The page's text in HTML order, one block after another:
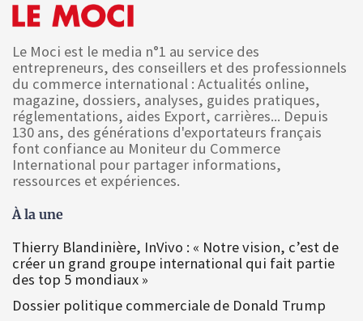
Le Moci est le media n°1 au service des
entrepreneurs, des conseillers et des professionnels
du commerce international : Actualités online,
magazine, dossiers, analyses, guides pratiques,
réglementations, aides Export, carrières... Depuis
130 ans, des générations d'exportateurs français
font confiance au Moniteur du Commerce
International pour partager informations,
ressources et expériences.
À la une
Thierry Blandinière, InVivo : « Notre vision, c’est de
créer un grand groupe international qui fait partie
des top 5 mondiaux »
Dossier politique commerciale de Donald Trump